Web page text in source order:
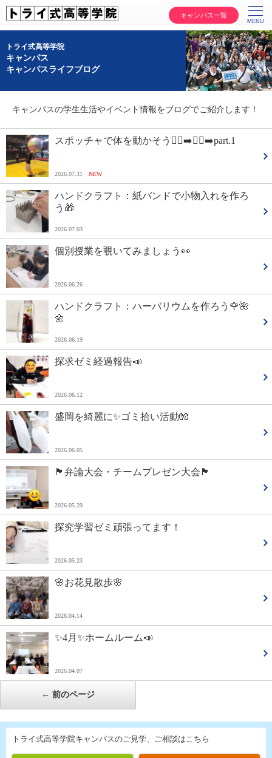
キャンパス一覧
トライ式高等学院
キャンパス
キャンパスライフブログ
キャンパスの学生生活やイベント情報をブログでご紹介します！
スポッチャで体を動かそう🏃‍♀️‍➡️🏃‍♂️‍➡️part.1
2026.07.31 NEW
ハンドクラフト：紙バンドで小物入れを作ろ
う🎁
2026.07.03
個別授業を覗いてみましょう👀
2026.06.26
ハンドクラフト：ハーバリウムを作ろう🌹🌺
🌼
2026.06.19
探求ゼミ経過報告📣
2026.06.12
盛岡を綺麗に✨ゴミ拾い活動🧤
2026.06.05
🏴弁論大会・チームプレゼン大会🏴
2026.05.29
探究学習ゼミ頑張ってます！
2026.05.23
🌸お花見散歩🌸
2026.04.14
✨4月✨ホームルーム📣
2026.04.07
← 前のページ
トライ式高等学院キャンパスのご見学、ご相談はこちら